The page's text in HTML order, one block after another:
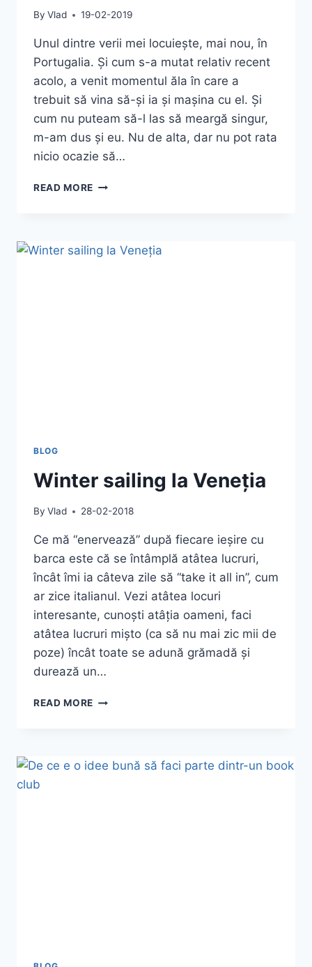
By Vlad 19-02-2019
Unul dintre verii mei locuiește, mai nou, în
Portugalia. Și cum s-a mutat relativ recent
acolo, a venit momentul ăla în care a
trebuit să vina să-și ia și mașina cu el. Și
cum nu puteam să-l las să meargă singur,
m-am dus și eu. Nu de alta, dar nu pot rata
nicio ocazie să…
READ MORE CU
PORTUGALIA
BLOG
Winter sailing la Veneția
By Vlad 28-02-2018
Ce mă “enervează” după fiecare ieșire cu
barca este că se întâmplă atâtea lucruri,
încât îmi ia câteva zile să “take it all in”, cum
ar zice italianul. Vezi atâtea locuri
interesante, cunoști atâția oameni, faci
atâtea lucruri mișto (ca să nu mai zic mii de
poze) încât toate se adună grămadă și
durează un…
READ MORE WINTER